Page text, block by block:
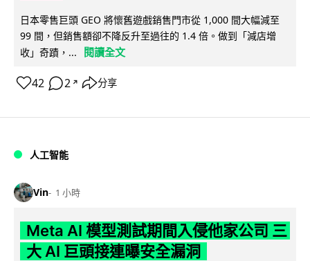
日本零售巨頭 GEO 將懷舊遊戲銷售門市從 1,000 間大幅減至
99 間，但銷售額卻不降反升至過往的 1.4 倍。做到「減店增
收」奇蹟，...
閱讀全文
42 2 ↗ 分享
人工智能
Vin 1 小時
Meta AI 模型測試期間入侵他家公司 三
大 AI 巨頭接連曝安全漏洞